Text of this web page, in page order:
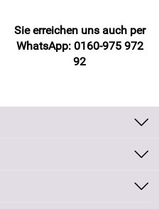
Sie erreichen uns auch per
WhatsApp: 0160-975 972
92